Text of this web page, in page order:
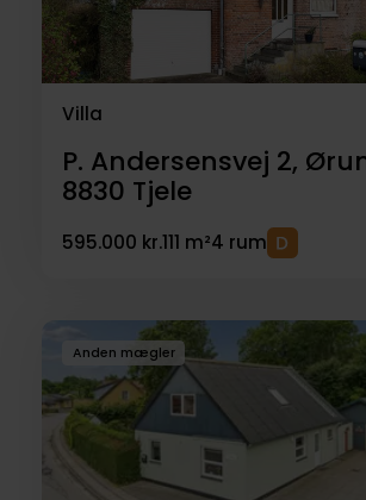
Villa
P. Andersensvej 2,
8830 Tjele
595.000 kr.111 m²4 rum
Anden mægler